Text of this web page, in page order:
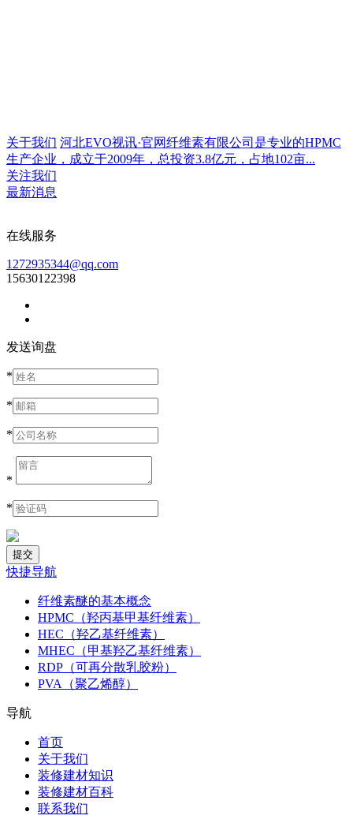
关于我们 河北EVO视讯·官网纤维素有限公司是专业的HPMC
生产企业，成立于2009年，总投资3.8亿元，占地102亩...
关注我们
最新消息
在线服务
1272935344@qq.com
15630122398
发送询盘
*
*
*
*
*
快捷导航
纤维素醚的基本概念
HPMC（羟丙基甲基纤维素）
HEC（羟乙基纤维素）
MHEC（甲基羟乙基纤维素）
RDP（可再分散乳胶粉）
PVA（聚乙烯醇）
导航
首页
关于我们
装修建材知识
装修建材百科
联系我们